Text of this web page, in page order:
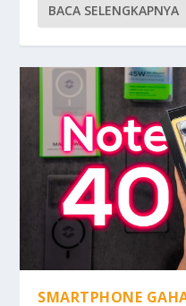
BACA SELENGKAPNYA
SMARTPHONE